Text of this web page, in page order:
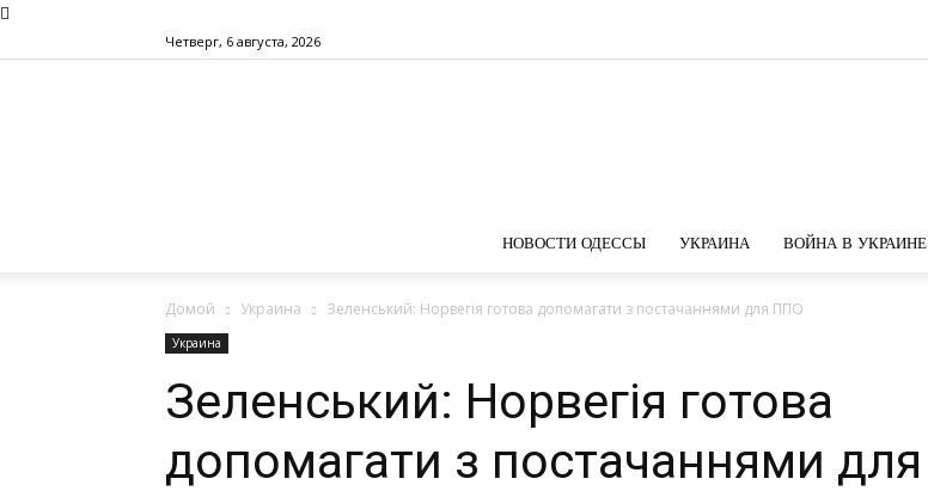
Четверг, 6 августа, 2026
НОВОСТИ ОДЕССЫ УКРАИНА ВОЙНА В УКРАИНЕ
Домой Украина Зеленський: Норвегія готова допомагати з постачаннями для ППО
Украина
Зеленський: Норвегія готова
допомагати з постачаннями для